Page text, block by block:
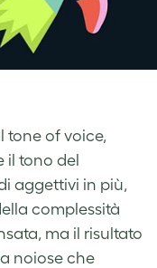
tone of voice,
il tono del
aggettivi in più,
complessità
ma il risultato
noiose che